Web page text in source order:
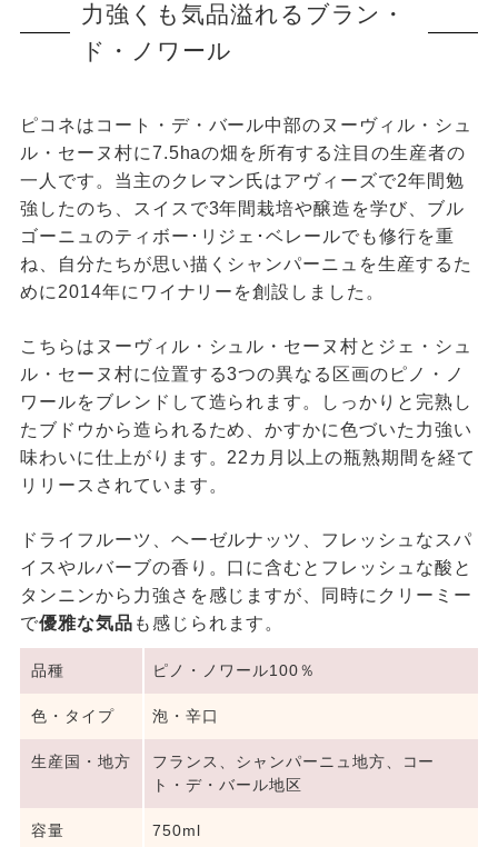
力強くも気品溢れるブラン・
ド・ノワール
ピコネはコート・デ・バール中部のヌーヴィル・シュ
ル・セーヌ村に7.5haの畑を所有する注目の生産者の
一人です。当主のクレマン氏はアヴィーズで2年間勉
強したのち、スイスで3年間栽培や醸造を学び、ブル
ゴーニュのティボー･リジェ･ベレールでも修行を重
ね、自分たちが思い描くシャンパーニュを生産するた
めに2014年にワイナリーを創設しました。
こちらはヌーヴィル・シュル・セーヌ村とジェ・シュ
ル・セーヌ村に位置する3つの異なる区画のピノ・ノ
ワールをブレンドして造られます。しっかりと完熟し
たブドウから造られるため、かすかに色づいた力強い
味わいに仕上がります。22カ月以上の瓶熟期間を経て
リリースされています。
ドライフルーツ、ヘーゼルナッツ、フレッシュなスパ
イスやルバーブの香り。口に含むとフレッシュな酸と
タンニンから力強さを感じますが、同時にクリーミー
で優雅な気品 も感じられます。
品種 ピノ・ノワール100％
色・タイプ 泡・辛口
生産国・地方
フランス、シャンパーニュ地方、コー
ト・デ・バール地区
容量 750ml